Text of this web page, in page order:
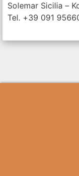
Solemar Sicilia –
Tel. +39 091